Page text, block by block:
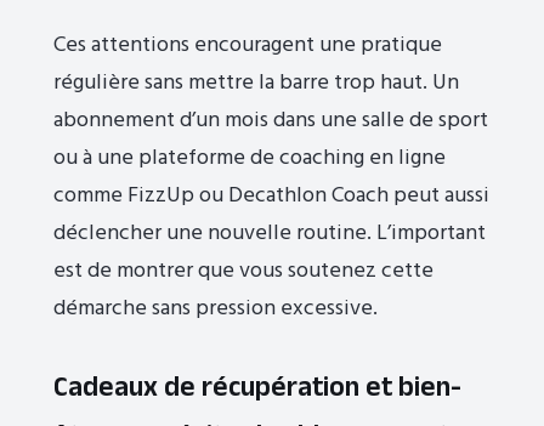
Ces attentions encouragent une pratique
régulière sans mettre la barre trop haut. Un
abonnement d’un mois dans une salle de sport
ou à une plateforme de coaching en ligne
comme FizzUp ou Decathlon Coach peut aussi
déclencher une nouvelle routine. L’important
est de montrer que vous soutenez cette
démarche sans pression excessive.
Cadeaux de récupération et bien-